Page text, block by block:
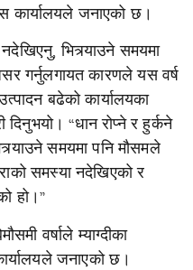
कार्यालयले जनाएको छ।
भित्र्याउने समयमा
गर्नुलगायत कारणले यस वर्ष
बढेको कार्यालयका
“धान रोप्ने र हुर्कने
समयमा पनि मौसमले
समस्या नदेखिएको र
हो।”
वर्षाले म्याग्दीका
जनाएको छ।